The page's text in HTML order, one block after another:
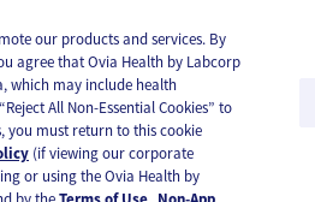
our products and services. By
agree that Ovia Health by Labcorp
which may include health
All Non-Essential Cookies” to
you must return to this cookie
(if viewing our corporate
or using the Ovia Health by